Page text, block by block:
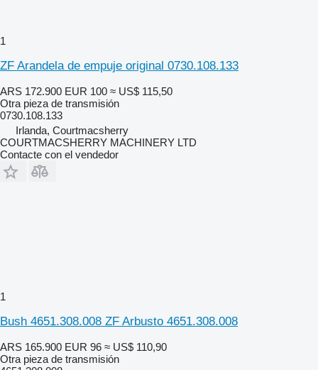
1
ZF Arandela de empuje original 0730.108.133
ARS 172.900 EUR 100 ≈ US$ 115,50
Otra pieza de transmisión
0730.108.133
Irlanda, Courtmacsherry
COURTMACSHERRY MACHINERY LTD
Contacte con el vendedor
1
Bush 4651.308.008 ZF Arbusto 4651.308.008
ARS 165.900 EUR 96 ≈ US$ 110,90
Otra pieza de transmisión